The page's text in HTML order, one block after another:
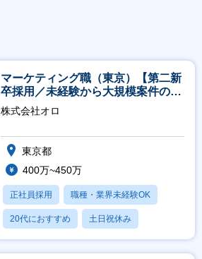
マーケティング職（東京）【第二新
卒採用／未経験から大規模案件のマ
ーケティングが経験できる／研修充
実】
株式会社オロ
東京都
400万~450万
正社員採用 職種・業界未経験OK
20代におすすめ 土日祝休み
休日120日以上